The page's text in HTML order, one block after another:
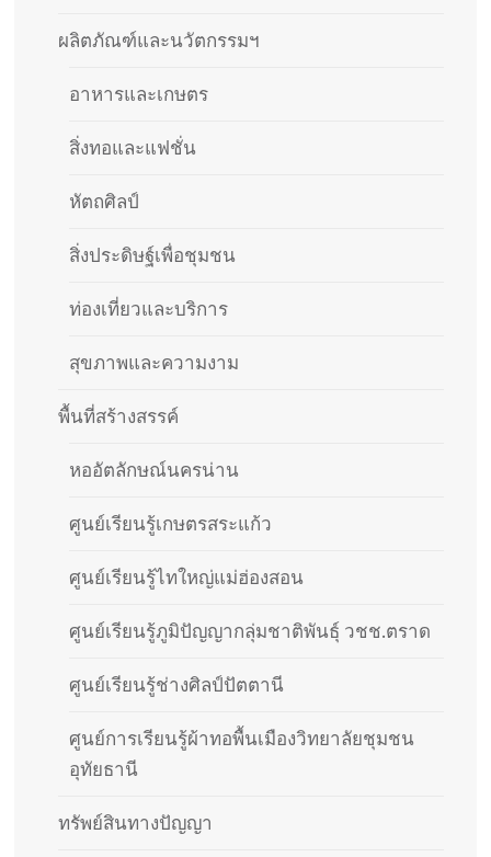
ผลิตภัณฑ์และนวัตกรรมฯ
อาหารและเกษตร
สิ่งทอและแฟชั่น
หัตถศิลป์
สิ่งประดิษฐ์เพื่อชุมชน
ท่องเที่ยวและบริการ
สุขภาพและความงาม
พื้นที่สร้างสรรค์
หออัตลักษณ์นครน่าน
ศูนย์เรียนรู้เกษตรสระแก้ว
ศูนย์เรียนรู้ไทใหญ่แม่ฮ่องสอน
ศูนย์เรียนรู้ภูมิปัญญากลุ่มชาติพันธุ์ วชช.ตราด
ศูนย์เรียนรู้ช่างศิลป์ปัตตานี
ศูนย์การเรียนรู้ผ้าทอพื้นเมืองวิทยาลัยชุมชน
อุทัยธานี
ทรัพย์สินทางปัญญา